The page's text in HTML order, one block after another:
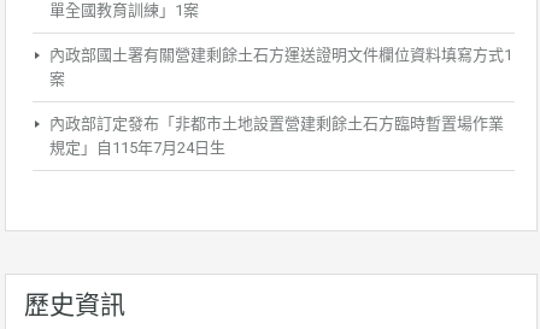
單全國教育訓練」1案
內政部國土署有關營建剩餘土石方運送證明文件欄位資料填寫方式1
案
內政部訂定發布「非都市土地設置營建剩餘土石方臨時暫置場作業
規定」自115年7月24日生
歷史資訊